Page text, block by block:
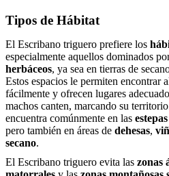
Tipos de Hábitat
El Escribano triguero prefiere los
especialmente aquellos dominados
herbáceos, ya sea en tierras de
Estos espacios le permiten encontrar
fácilmente y ofrecen lugares
machos canten, marcando su
encuentra comúnmente en las
pero también en áreas de dehesas,
secano.
El Escribano triguero evita las zonas